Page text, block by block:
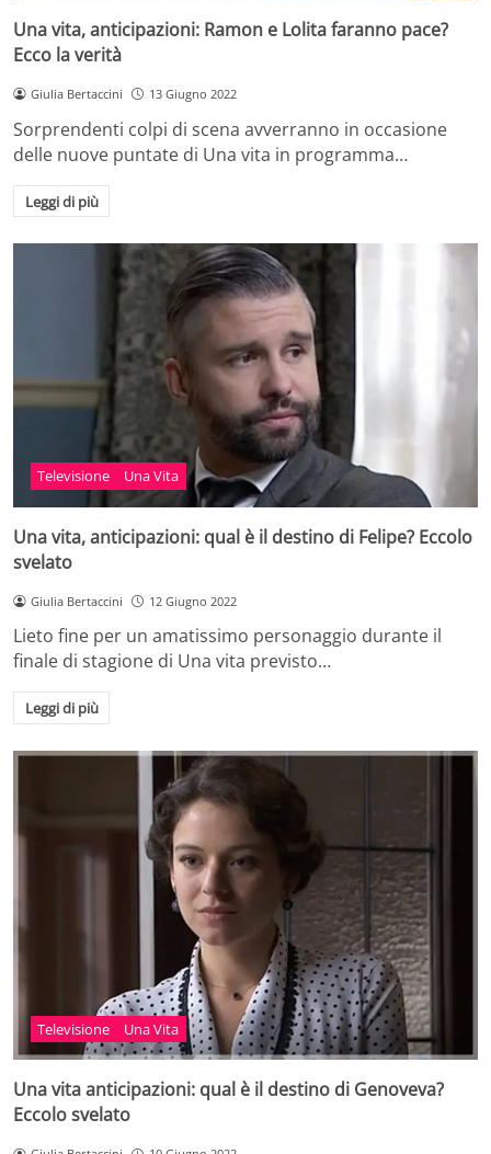
Una vita, anticipazioni: Ramon e Lolita faranno pace?
Ecco la verità
Giulia Bertaccini 13 Giugno 2022
Sorprendenti colpi di scena avverranno in occasione
delle nuove puntate di Una vita in programma…
Leggi di più
Televisione Una Vita
Una vita, anticipazioni: qual è il destino di Felipe? Eccolo
svelato
Giulia Bertaccini 12 Giugno 2022
Lieto fine per un amatissimo personaggio durante il
finale di stagione di Una vita previsto…
Leggi di più
Televisione Una Vita
Una vita anticipazioni: qual è il destino di Genoveva?
Eccolo svelato